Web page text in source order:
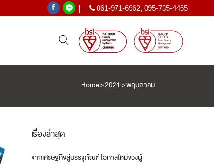
061-971-6962,095-735-4465
ฟิล์มหด PE
Home>2021 >พฤษภาคม
เรื่องล่าสุด
จากเศรษฐกิจสู่บรรจุภัณฑ์ โอกาสใหม่ของผู้